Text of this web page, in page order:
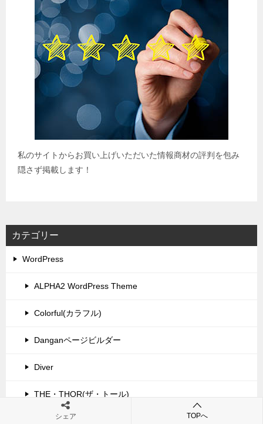
私のサイトからお買い上げいただいた情報商材の評判を包み
隠さず掲載します！
カテゴリー
WordPress
ALPHA2 WordPress Theme
Colorful(カラフル)
Danganページビルダー
Diver
THE・THOR(ザ・トール)
WordPress専用LP制作プラグイン「LPtools」
シェア TOPへ